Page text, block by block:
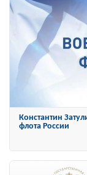
Константин
Отечеством» IV